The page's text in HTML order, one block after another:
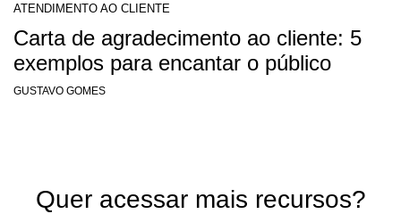
ATENDIMENTO AO CLIENTE
Carta de agradecimento ao cliente: 5
exemplos para encantar o público
GUSTAVO GOMES
Quer acessar mais recursos?